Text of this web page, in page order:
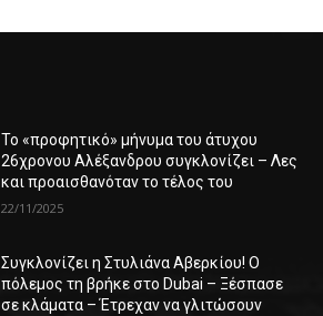
Το «προφητικό» μήνυμα του άτυχου
26χρονου Αλέξανδρου συγκλονίζει – Λες
και προαισθανόταν το τέλος του
22/11/2025
Συγκλονίζει η Στυλιάνα Αβερκίου! Ο
πόλεμος τη βρήκε στο Dubai – Ξέσπασε
σε κλάματα – Έτρεχαν να γλιτώσουν